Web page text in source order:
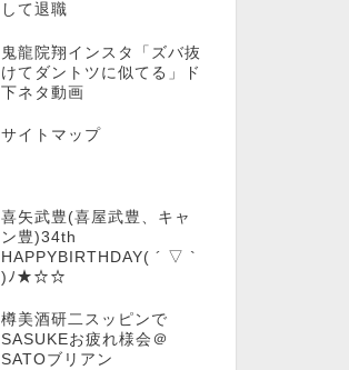
して退職
鬼龍院翔インスタ「ズバ抜
けてダントツに似てる」ド
下ネタ動画
サイトマップ
喜矢武豊(喜屋武豊、キャ
ン豊)34th
HAPPYBIRTHDAY( ´ ▽ `
)ﾉ★☆☆
樽美酒研二スッピンで
SASUKEお疲れ様会＠
SATOブリアン